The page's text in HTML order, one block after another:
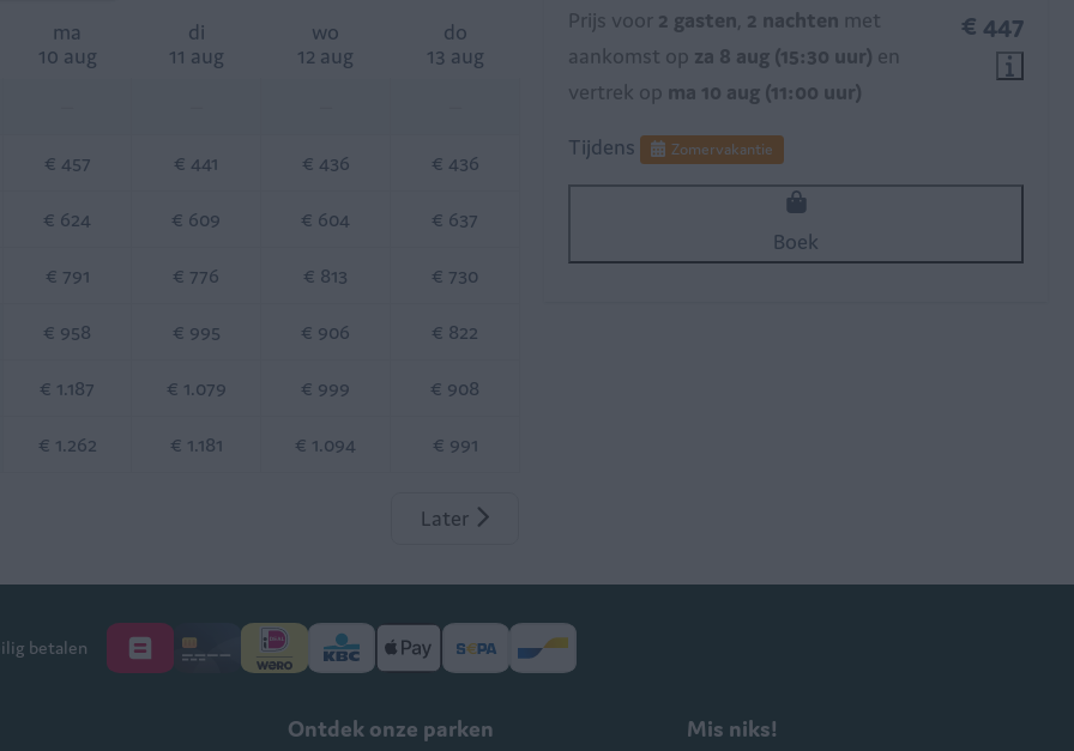
ma
10 aug
di
11 aug
wo
12 aug
do
13 aug
€ 457 € 441 € 436 € 436
€ 624 € 609 € 604 € 637
€ 791 € 776 € 813 € 730
€ 958 € 995 € 906 € 822
€ 1.187 € 1.079 € 999 € 908
€ 1.262 € 1.181 € 1.094 € 991
Later
€ 447
Prijs voor 2 gasten, 2 nachten met
aankomst op za 8 aug (15:30 uur) en
vertrek op ma 10 aug (11:00 uur)
Tijdens
Zomervakantie
Boek
betalen
Ontdek onze parken Mis niks!